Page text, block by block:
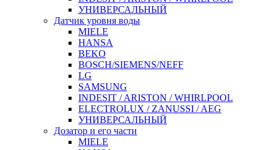
УНИВЕРСАЛЬНЫЙ
Датчик уровня воды
MIELE
HANSA
BEKO
BOSCH/SIEMENS/NEFF
LG
SAMSUNG
INDESIT / ARISTON / WHIRLPOOL
ELECTROLUX / ZANUSSI / AEG
УНИВЕРСАЛЬНЫЙ
Дозатор и его части
MIELE